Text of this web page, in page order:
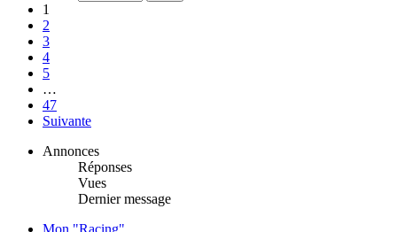
1
2
3
4
5
…
47
Suivante
Annonces
Réponses
Vues
Dernier message
Mon "Racing"